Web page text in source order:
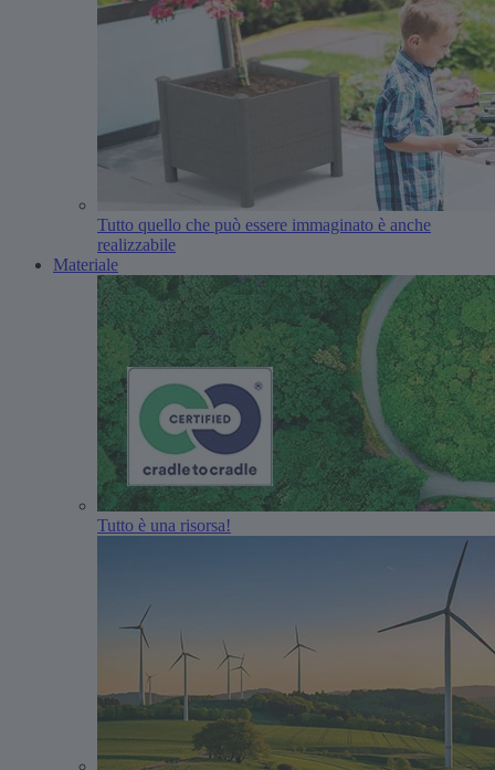
Tutto quello che può essere immaginato è anche
realizzabile
Materiale
Tutto è una risorsa!